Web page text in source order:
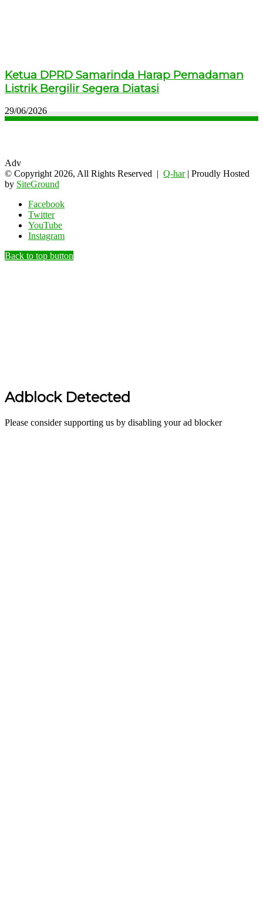
Ketua DPRD Samarinda Harap Pemadaman
Listrik Bergilir Segera Diatasi
29/06/2026
Adv
© Copyright 2026, All Rights Reserved | Q-har| Proudly Hosted
by SiteGround
Facebook
Twitter
YouTube
Instagram
Back to top button
Adblock Detected
Please consider supporting us by disabling your ad blocker